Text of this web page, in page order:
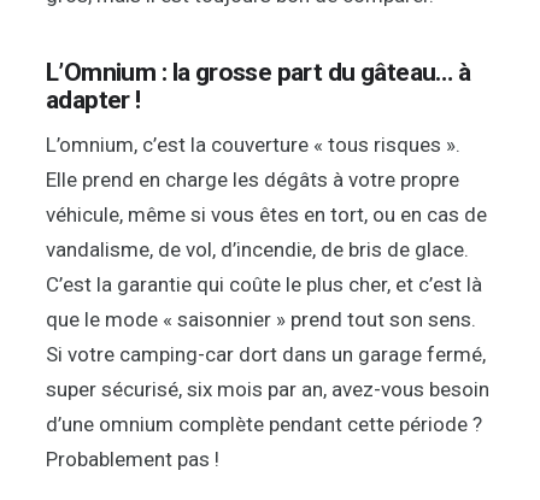
L’Omnium : la grosse part du gâteau… à
adapter !
L’omnium, c’est la couverture « tous risques ».
Elle prend en charge les dégâts à votre propre
véhicule, même si vous êtes en tort, ou en cas de
vandalisme, de vol, d’incendie, de bris de glace.
C’est la garantie qui coûte le plus cher, et c’est là
que le mode « saisonnier » prend tout son sens.
Si votre camping-car dort dans un garage fermé,
super sécurisé, six mois par an, avez-vous besoin
d’une omnium complète pendant cette période ?
Probablement pas !